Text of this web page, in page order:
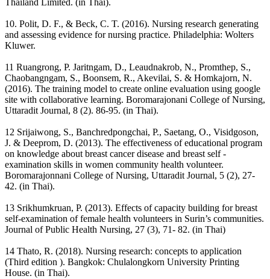
Thailand Limited. (in Thai).
10. Polit, D. F., & Beck, C. T. (2016). Nursing research generating
and assessing evidence for nursing practice. Philadelphia: Wolters
Kluwer.
11 Ruangrong, P. Jaritngam, D., Leaudnakrob, N., Promthep, S.,
Chaobangngam, S., Boonsem, R., Akevilai, S. & Homkajorn, N.
(2016). The training model to create online evaluation using google
site with collaborative learning. Boromarajonani College of Nursing,
Uttaradit Journal, 8 (2). 86-95. (in Thai).
12 Srijaiwong, S., Banchredpongchai, P., Saetang, O., Visidgoson,
J. & Deeprom, D. (2013). The effectiveness of educational program
on knowledge about breast cancer disease and breast self -
examination skills in women community health volunteer.
Boromarajonnani College of Nursing, Uttaradit Journal, 5 (2), 27-
42. (in Thai).
13 Srikhumkruan, P. (2013). Effects of capacity building for breast
self-examination of female health volunteers in Surin’s communities.
Journal of Public Health Nursing, 27 (3), 71- 82. (in Thai)
14 Thato, R. (2018). Nursing research: concepts to application
(Third edition ). Bangkok: Chulalongkorn University Printing
House. (in Thai).